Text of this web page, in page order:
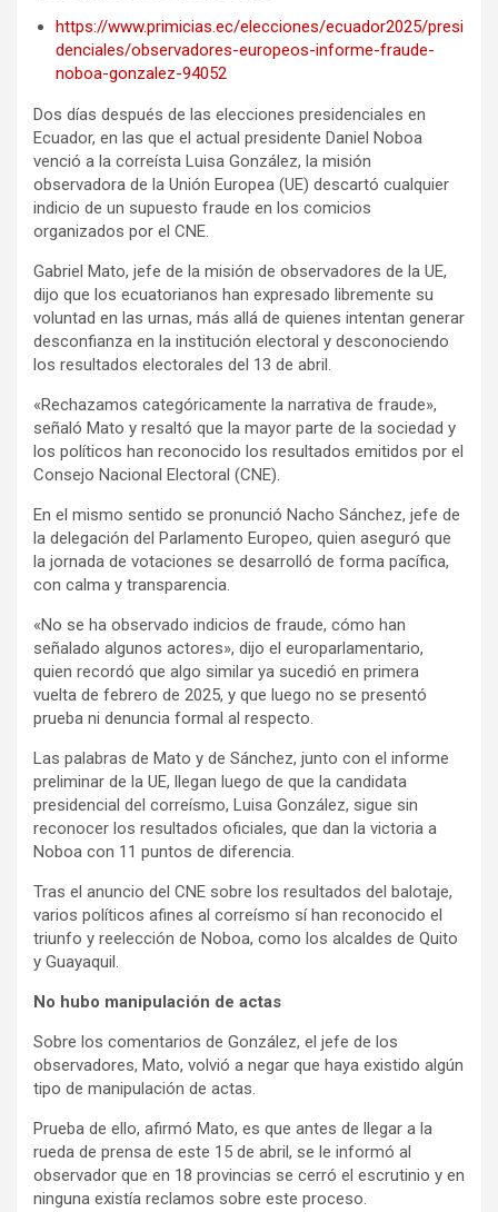
https://www.primicias.ec/elecciones/ecuador2025/presi
denciales/observadores-europeos-informe-fraude-
noboa-gonzalez-94052
Dos días después de las elecciones presidenciales en
Ecuador, en las que el actual presidente Daniel Noboa
venció a la correísta Luisa González, la misión
observadora de la Unión Europea (UE) descartó cualquier
indicio de un supuesto fraude en los comicios
organizados por el CNE.
Gabriel Mato, jefe de la misión de observadores de la UE,
dijo que los ecuatorianos han expresado libremente su
voluntad en las urnas, más allá de quienes intentan generar
desconfianza en la institución electoral y desconociendo
los resultados electorales del 13 de abril.
«Rechazamos categóricamente la narrativa de fraude»,
señaló Mato y resaltó que la mayor parte de la sociedad y
los políticos han reconocido los resultados emitidos por el
Consejo Nacional Electoral (CNE).
En el mismo sentido se pronunció Nacho Sánchez, jefe de
la delegación del Parlamento Europeo, quien aseguró que
la jornada de votaciones se desarrolló de forma pacífica,
con calma y transparencia.
«No se ha observado indicios de fraude, cómo han
señalado algunos actores», dijo el europarlamentario,
quien recordó que algo similar ya sucedió en primera
vuelta de febrero de 2025, y que luego no se presentó
prueba ni denuncia formal al respecto.
Las palabras de Mato y de Sánchez, junto con el informe
preliminar de la UE, llegan luego de que la candidata
presidencial del correísmo, Luisa González, sigue sin
reconocer los resultados oficiales, que dan la victoria a
Noboa con 11 puntos de diferencia.
Tras el anuncio del CNE sobre los resultados del balotaje,
varios políticos afines al correísmo sí han reconocido el
triunfo y reelección de Noboa, como los alcaldes de Quito
y Guayaquil.
No hubo manipulación de actas
Sobre los comentarios de González, el jefe de los
observadores, Mato, volvió a negar que haya existido algún
tipo de manipulación de actas.
Prueba de ello, afirmó Mato, es que antes de llegar a la
rueda de prensa de este 15 de abril, se le informó al
observador que en 18 provincias se cerró el escrutinio y en
ninguna existía reclamos sobre este proceso.